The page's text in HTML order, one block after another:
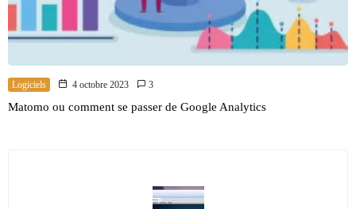
Logiciels 4 octobre 2023 3
Matomo ou comment se passer de Google Analytics